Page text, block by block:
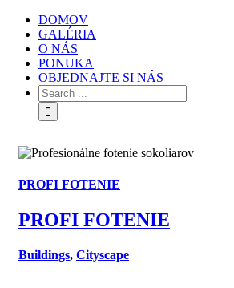
DOMOV
GALÉRIA
O NÁS
PONUKA
OBJEDNAJTE SI NÁS
PROFI FOTENIE
PROFI FOTENIE
Buildings, Cityscape